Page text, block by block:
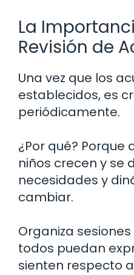
La
Revisión de
Una vez que los
establecidos, es
periódicamente.
¿Por qué? Porque
niños crecen y se
necesidades y
cambiar.
Organiza
todos puedan
sienten respecto